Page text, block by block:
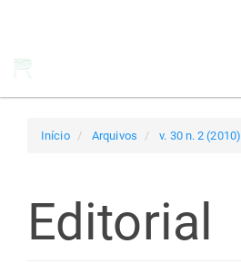
Início Arquivos v. 30 n. 2 (2010)
Editorial